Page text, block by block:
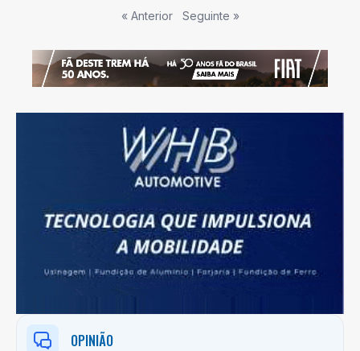
« Anterior Seguinte »
OPINIÃO